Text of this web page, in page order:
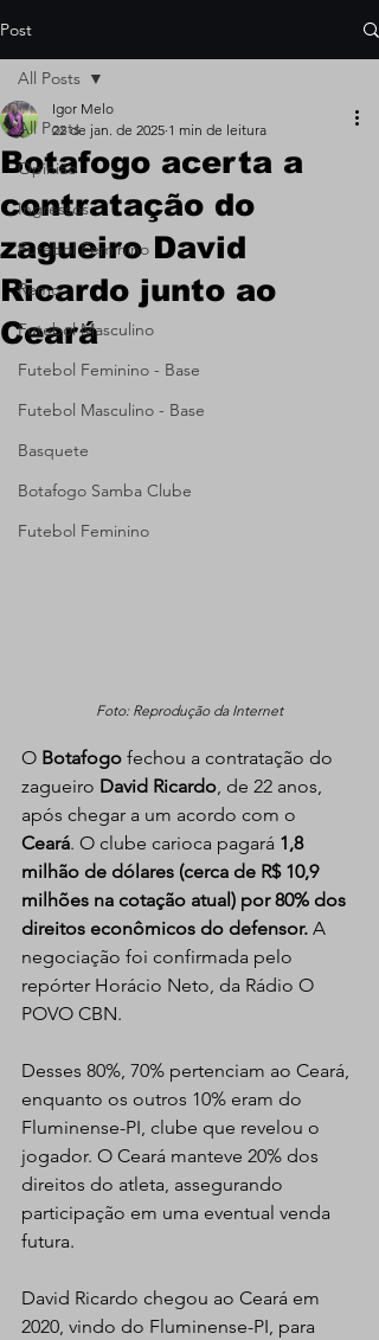
Post
All Posts
Opinião
Ingressos
Futebol Feminino
Remo
Futebol Masculino
Futebol Feminino - Base
Futebol Masculino - Base
Basquete
Botafogo Samba Clube
Futebol Feminino
All Posts
Botafogo acerta a
contratação do
zagueiro David
Ricardo junto ao
Ceará
Igor Melo
22 de jan. de 2025 1 min de leitura
Foto: Reprodução da Internet
O Botafogo fechou a contratação do
zagueiro David Ricardo, de 22 anos,
após chegar a um acordo com o
Ceará. O clube carioca pagará 1,8
milhão de dólares (cerca de R$ 10,9
milhões na cotação atual) por 80% dos
direitos econômicos do defensor. A
negociação foi confirmada pelo
repórter Horácio Neto, da Rádio O
POVO CBN.
Desses 80%, 70% pertenciam ao Ceará,
enquanto os outros 10% eram do
Fluminense-PI, clube que revelou o
jogador. O Ceará manteve 20% dos
direitos do atleta, assegurando
participação em uma eventual venda
futura.
David Ricardo chegou ao Ceará em
2020, vindo do Fluminense-PI, para